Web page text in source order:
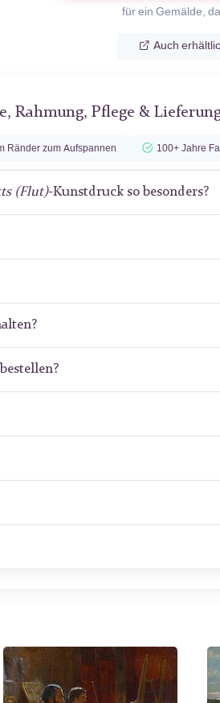
für ein Gemälde,
Auch
Rahmung, Pflege &
Ränder zum Aufspannen 100+ Jahre
(Flut)-Kunstdruck so besonders?